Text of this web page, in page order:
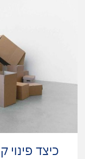
כיצד פינוי